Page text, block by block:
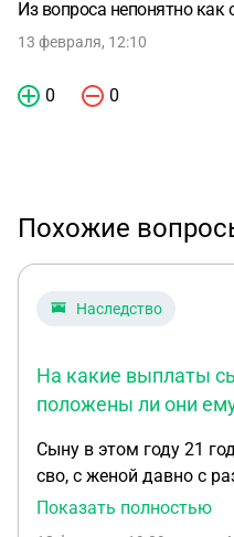
Из вопроса непонятно
13 февраля, 12:10
0 0
Похожие
Наследство
На какие выплаты
положены ли они
Сыну в этом году 21
сво, с женой давно с
мама, 63 года и брат
Показать полностью